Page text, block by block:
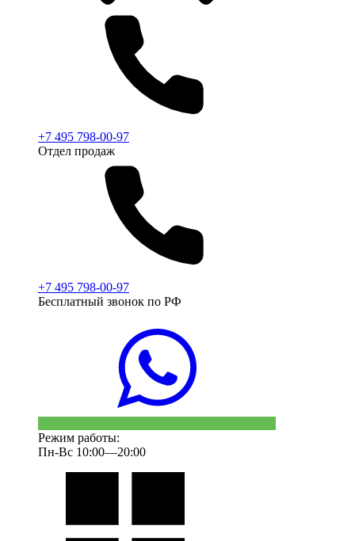
+7 495 798-00-97
Отдел продаж
+7 495 798-00-97
Бесплатный звонок по РФ
Режим работы:
Пн-Вс 10:00—20:00